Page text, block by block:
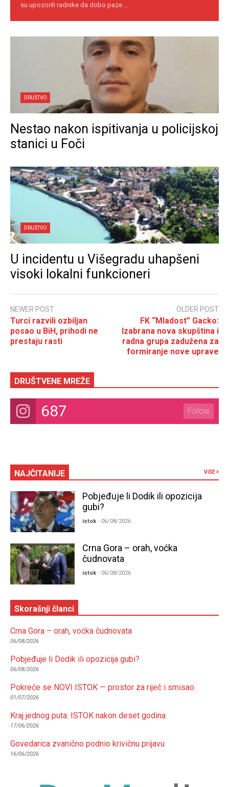
su upozorili radnike da dobo paze ...
DRUŠTVO
Nestao nakon ispitivanja u policijskoj
stanici u Foči
DRUŠTVO
U incidentu u Višegradu uhapšeni
visoki lokalni funkcioneri
NEWER POST
Turci razvili ozbiljan
posao u BiH, prihodi ne
prestaju rasti
OLDER POST
FK “Mladost” Gacko:
Izabrana nova skupština i
radna grupa zadužena za
formiranje nove uprave
DRUŠTVENE MREŽE
687 Follow
NAJČITANIJE VIŠE
Pobjeđuje li Dodik ili opozicija
gubi?
istok - 06/08/2026
Crna Gora – orah, voćka
čudnovata
istok - 06/08/2026
Skorašnji članci
Crna Gora – orah, voćka čudnovata
06/08/2026
Pobjeđuje li Dodik ili opozicija gubi?
06/08/2026
Pokreće se NOVI ISTOK — prostor za riječ i smisao
01/07/2026
Kraj jednog puta: ISTOK nakon deset godina
17/06/2026
Govedarica zvanično podnio krivičnu prijavu
16/06/2026